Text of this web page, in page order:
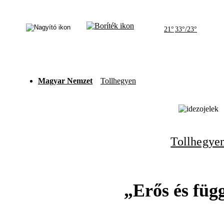
21° 33°/23°
Magyar Nemzet Tollhegyen
„Erős és